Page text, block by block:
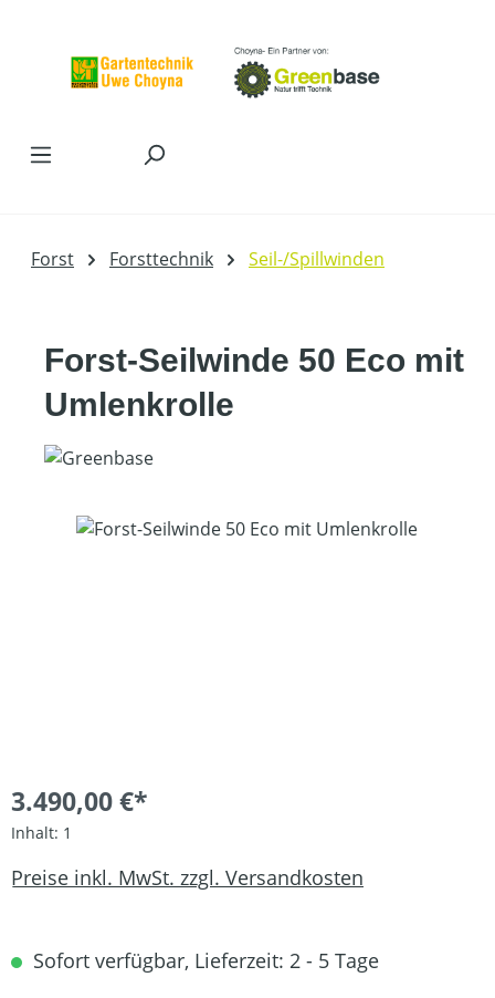
Forst Forsttechnik Seil-/Spillwinden
Forst-Seilwinde 50 Eco mit
Umlenkrolle
Bildergalerie überspringen
3.490,00 €*
Inhalt: 1
Preise inkl. MwSt. zzgl. Versandkosten
Sofort verfügbar, Lieferzeit: 2 - 5 Tage